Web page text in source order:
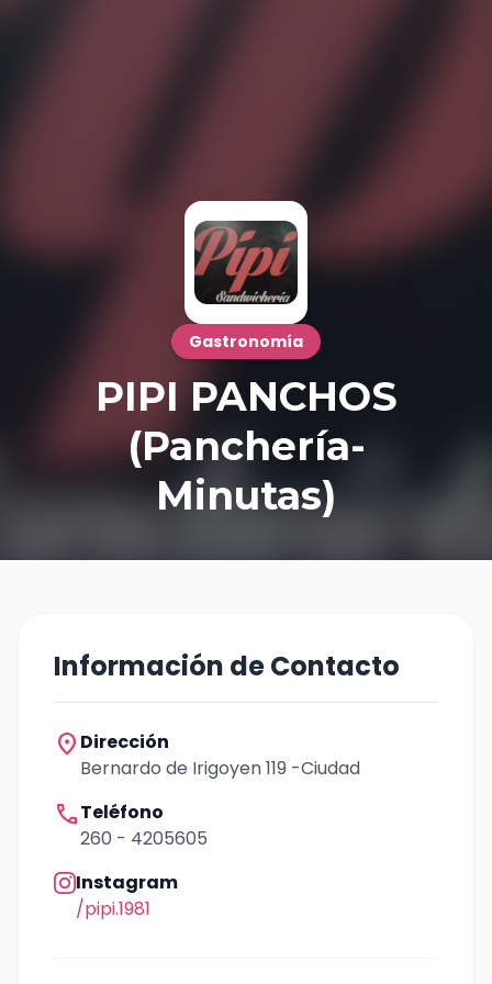
Gastronomía
PIPI PANCHOS
(Panchería-
Minutas)
Información de Contacto
location_on Dirección
Bernardo de Irigoyen 119 -Ciudad
callTeléfono
260 - 4205605
Instagram
/pipi.1981